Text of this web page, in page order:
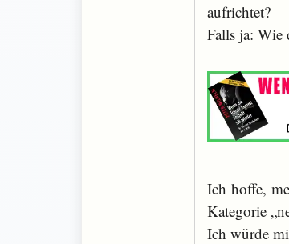
aufrichtet?
Falls ja: Wie
Ich hoffe,
Kategorie
Ich würde